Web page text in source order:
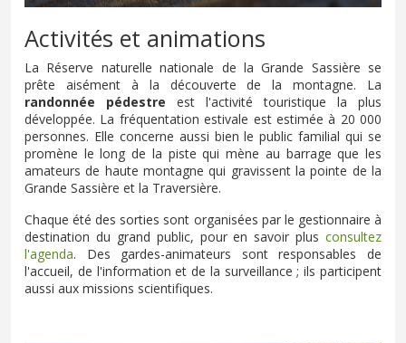
Activités et animations
La Réserve naturelle nationale de la Grande Sassière se
prête aisément à la découverte de la montagne. La
randonnée pédestre est l'activité touristique la plus
développée. La fréquentation estivale est estimée à 20 000
personnes. Elle concerne aussi bien le public familial qui se
promène le long de la piste qui mène au barrage que les
amateurs de haute montagne qui gravissent la pointe de la
Grande Sassière et la Traversière.
Chaque été des sorties sont organisées par le gestionnaire à
destination du grand public, pour en savoir plus consultez
l'agenda. Des gardes-animateurs sont responsables de
l'accueil, de l'information et de la surveillance ; ils participent
aussi aux missions scientifiques.